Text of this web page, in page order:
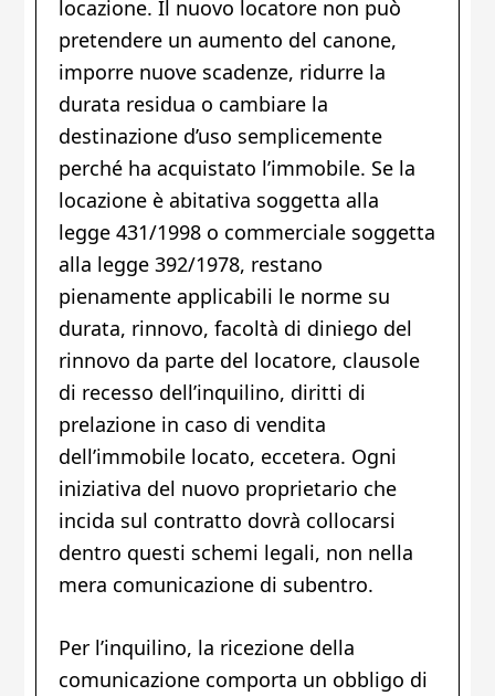
locazione. Il nuovo locatore non può
pretendere un aumento del canone,
imporre nuove scadenze, ridurre la
durata residua o cambiare la
destinazione d’uso semplicemente
perché ha acquistato l’immobile. Se la
locazione è abitativa soggetta alla
legge 431/1998 o commerciale soggetta
alla legge 392/1978, restano
pienamente applicabili le norme su
durata, rinnovo, facoltà di diniego del
rinnovo da parte del locatore, clausole
di recesso dell’inquilino, diritti di
prelazione in caso di vendita
dell’immobile locato, eccetera. Ogni
iniziativa del nuovo proprietario che
incida sul contratto dovrà collocarsi
dentro questi schemi legali, non nella
mera comunicazione di subentro.
Per l’inquilino, la ricezione della
comunicazione comporta un obbligo di